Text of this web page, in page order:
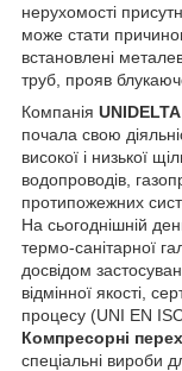
нерухомості
може стати
встановлені
труб, прояв
Компанія UNIDELTA
почала свою
високої і низької
водопроводів,
протипожежних
На сьогоднішній
термо-санітарної
досвідом
відмінної якості,
процесу (UNI EN
Компресорні
спеціальні вироби